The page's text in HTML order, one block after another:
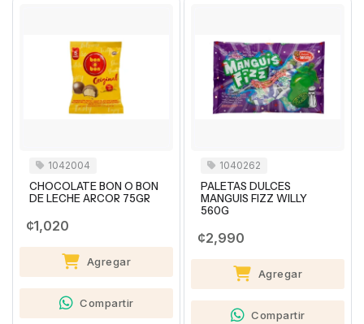
1042004
CHOCOLATE BON O BON
DE LECHE ARCOR 75GR
¢1,020
Agregar
Compartir
1040262
PALETAS DULCES
MANGUIS FIZZ WILLY
560G
¢2,990
Agregar
Compartir